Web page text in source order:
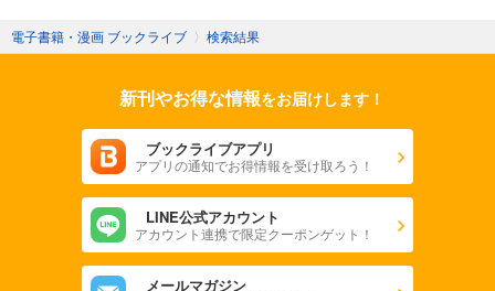
電子書籍・漫画 ブックライブ 〉 検索結果
新刊やお得な情報をお届けします！
ブックライブアプリ
アプリの通知でお得情報を受け取ろう！
LINE公式アカウント
アカウント連携で限定クーポンゲット！
メールマガジン